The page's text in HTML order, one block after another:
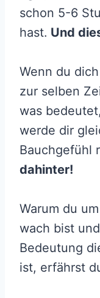
schon 5-6
hast. Und
Wenn du
zur selben
was
werde dir
Bauchgefühl
dahinter!
Warum du
wach bist
Bedeutung
ist, erfährst